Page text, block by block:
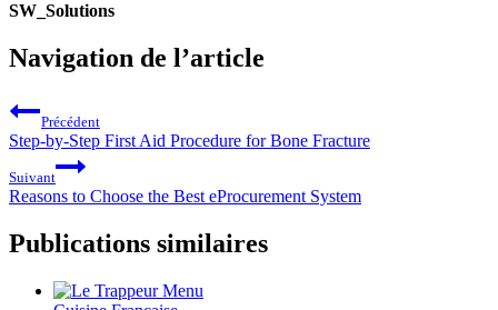
SW_Solutions
Navigation de l’article
Précédent
Step-by-Step First Aid Procedure for Bone Fracture
Suivant
Reasons to Choose the Best eProcurement System
Publications similaires